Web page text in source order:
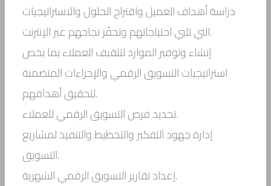
دراسة أهداف العميل واقتراح الحلول والاستراتيجيات
التي تلبي احتياجاتهم وتحفّز نجاحهم عبر الإنترنت.
إنشاء وتوفير الموارد لتثقيف العملاء بما يخص
استراتيجيات التسويق الرقمي والإجراءات المتضمنة
لتحقيق أهدافهم.
تحديد فرص التسويق الرقمي للعملاء.
إدارة جهود التفكير والتخطيط والتنفيذ لمشاريع
التسويق.
إعداد تقارير التسويق الرقمي الشهرية.